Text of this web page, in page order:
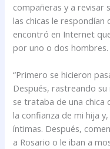
compañeras y a revisar
las chicas le respondían
encontró en Internet
por uno o dos hombres.
“Primero se hicieron
Después, rastreando
se trataba de una chica
la confianza de mi hija
íntimas. Después,
a Rosario o le iban a